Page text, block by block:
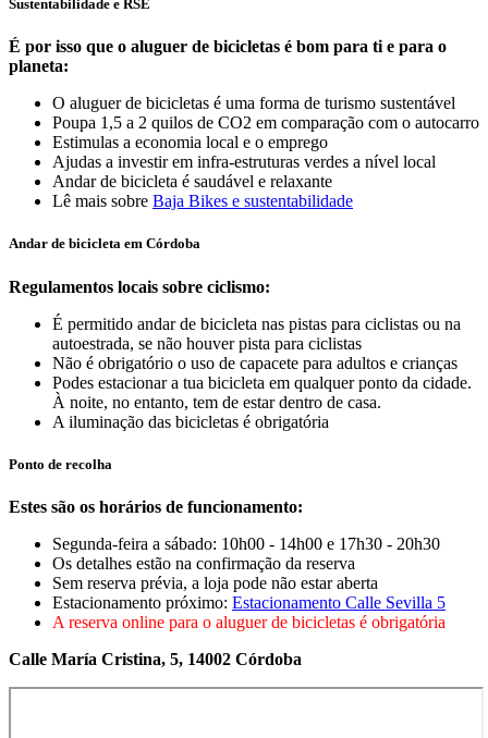
Sustentabilidade e RSE
É por isso que o aluguer de bicicletas é bom para ti e para o
planeta:
O aluguer de bicicletas é uma forma de turismo sustentável
Poupa 1,5 a 2 quilos de CO2 em comparação com o autocarro
Estimulas a economia local e o emprego
Ajudas a investir em infra-estruturas verdes a nível local
Andar de bicicleta é saudável e relaxante
Lê mais sobre Baja Bikes e sustentabilidade
Andar de bicicleta em Córdoba
Regulamentos locais sobre ciclismo:
É permitido andar de bicicleta nas pistas para ciclistas ou na
autoestrada, se não houver pista para ciclistas
Não é obrigatório o uso de capacete para adultos e crianças
Podes estacionar a tua bicicleta em qualquer ponto da cidade.
À noite, no entanto, tem de estar dentro de casa.
A iluminação das bicicletas é obrigatória
Ponto de recolha
Estes são os horários de funcionamento:
Segunda-feira a sábado: 10h00 - 14h00 e 17h30 - 20h30
Os detalhes estão na confirmação da reserva
Sem reserva prévia, a loja pode não estar aberta
Estacionamento próximo: Estacionamento Calle Sevilla 5
A reserva online para o aluguer de bicicletas é obrigatória
Calle María Cristina, 5, 14002 Córdoba